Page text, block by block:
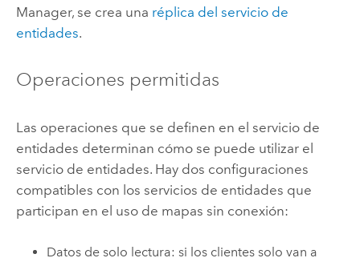
Manager, se crea una réplica del servicio de
entidades.
Operaciones permitidas
Las operaciones que se definen en el servicio de
entidades determinan cómo se puede utilizar el
servicio de entidades. Hay dos configuraciones
compatibles con los servicios de entidades que
participan en el uso de mapas sin conexión:
Datos de solo lectura: si los clientes solo van a